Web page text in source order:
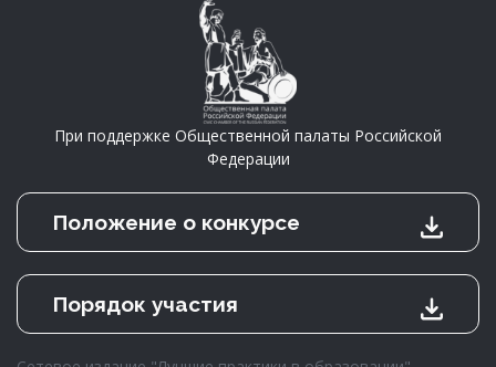
При поддержке Общественной палаты Российской
Федерации
Положение о конкурсе
Порядок участия